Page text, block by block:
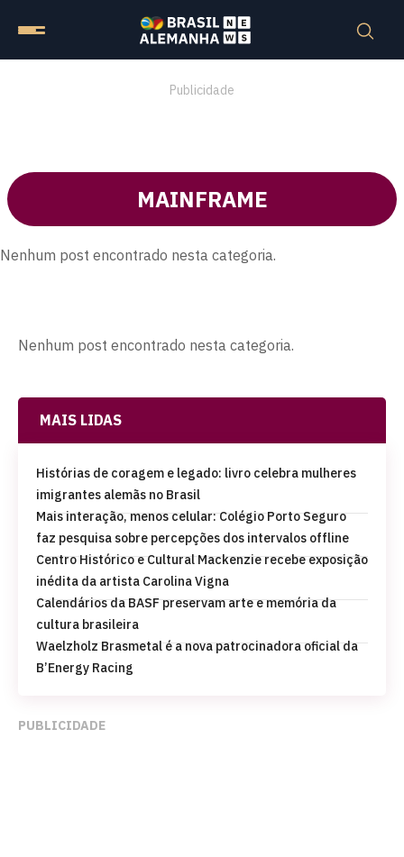
Publicidade
MAINFRAME
Nenhum post encontrado nesta categoria.
Nenhum post encontrado nesta categoria.
MAIS LIDAS
Histórias de coragem e legado: livro celebra mulheres
imigrantes alemãs no Brasil
Mais interação, menos celular: Colégio Porto Seguro
faz pesquisa sobre percepções dos intervalos offline
Centro Histórico e Cultural Mackenzie recebe exposição
inédita da artista Carolina Vigna
Calendários da BASF preservam arte e memória da
cultura brasileira
Waelzholz Brasmetal é a nova patrocinadora oficial da
B’Energy Racing
PUBLICIDADE